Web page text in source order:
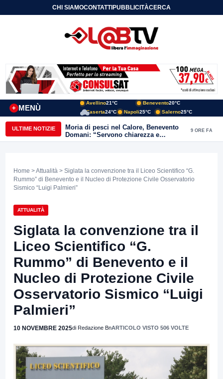
CHI SIAMOCONTATTIPUBBLICITÀCERCA
MENÙ
+
Avellino21°C Benevento20°C
Caserta24°C Napoli25°C Salerno25°C
ULTIME NOTIZIE
Moria di pesci nel Calore, Benevento
Domani: “Servono chiarezza e
approfondimenti sulla gestione
9 ORE FA
Home >Attualità > Siglata la convenzione tra il Liceo Scientifico “G.
Rummo” di Benevento e il Nucleo di Protezione Civile Osservatorio
Sismico “Luigi Palmieri”
ATTUALITÀ
Siglata la convenzione tra il
Liceo Scientifico “G.
Rummo” di Benevento e il
Nucleo di Protezione Civile
Osservatorio Sismico “Luigi
Palmieri”
10 NOVEMBRE 2025di Redazione BnARTICOLO VISTO 506 VOLTE